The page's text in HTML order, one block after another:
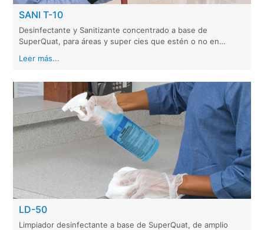
SANI T-10
Desinfectante y Sanitizante concentrado a base de
SuperQuat, para áreas y super cies que estén o no en…
Leer más...
LD-50
Limpiador desinfectante a base de SuperQuat, de amplio